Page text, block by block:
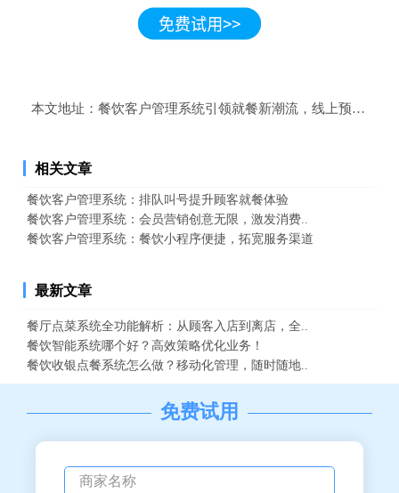
本文地址： 餐饮客户管理系统引领就餐新潮流，线上预约餐位
相关文章
餐饮客户管理系统：排队叫号提升顾客就餐体验
餐饮客户管理系统：会员营销创意无限，激发消费..
餐饮客户管理系统：餐饮小程序便捷，拓宽服务渠道
最新文章
餐厅点菜系统全功能解析：从顾客入店到离店，全..
餐饮智能系统哪个好？高效策略优化业务！
餐饮收银点餐系统怎么做？移动化管理，随时随地..
免费试用